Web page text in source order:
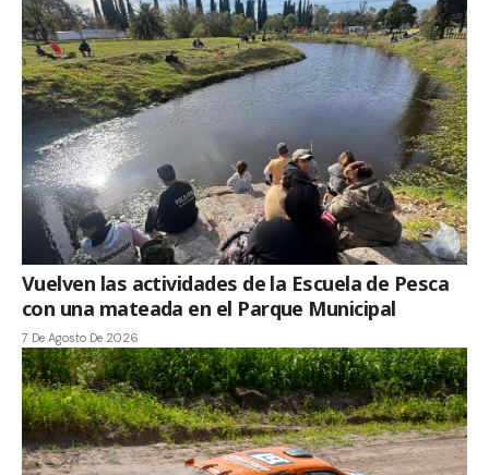
Vuelven las actividades de la Escuela de Pesca
con una mateada en el Parque Municipal
7 De Agosto De 2026